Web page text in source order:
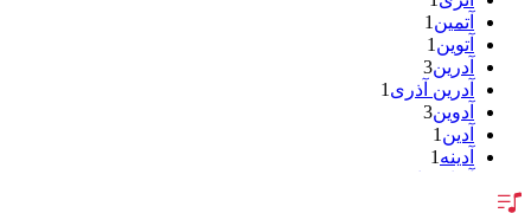
آتمین1
آتوین1
آدرین3
آدرین آذری1
آدوین3
آدین1
آدینه1
آراد